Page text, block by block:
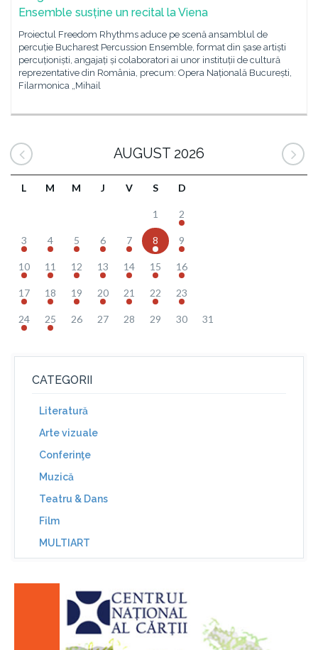
Ensemble susține un recital la Viena
Proiectul Freedom Rhythms aduce pe scenă ansamblul de
percuție Bucharest Percussion Ensemble, format din șase artiști
percuționiști, angajați și colaboratori ai unor instituții de cultură
reprezentative din România, precum: Opera Națională București,
Filarmonica „Mihail
AUGUST 2026
L M M J V S D
1 2
3 4 5 6 7 8 9
10 11 12 13 14 15 16
17 18 19 20 21 22 23
24 25 26 27 28 29 30 31
CATEGORII
Literatură
Arte vizuale
Conferinţe
Muzică
Teatru & Dans
Film
MULTIART